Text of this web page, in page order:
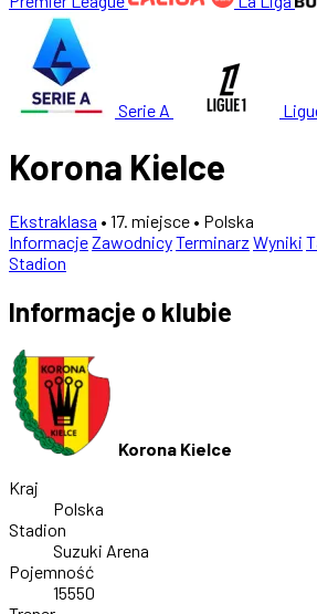
Serie A
Korona Kielce
Ekstraklasa • 17. miejsce • Polska
InformacjeZawodnicyTerminarz Wyniki
Stadion
Informacje o klubie
Korona Kielce
Kraj
Polska
Stadion
Suzuki Arena
Pojemność
15550